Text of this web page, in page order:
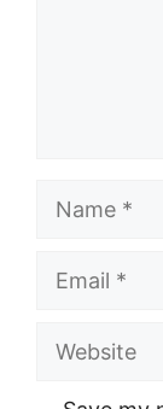
Name
Email
Website